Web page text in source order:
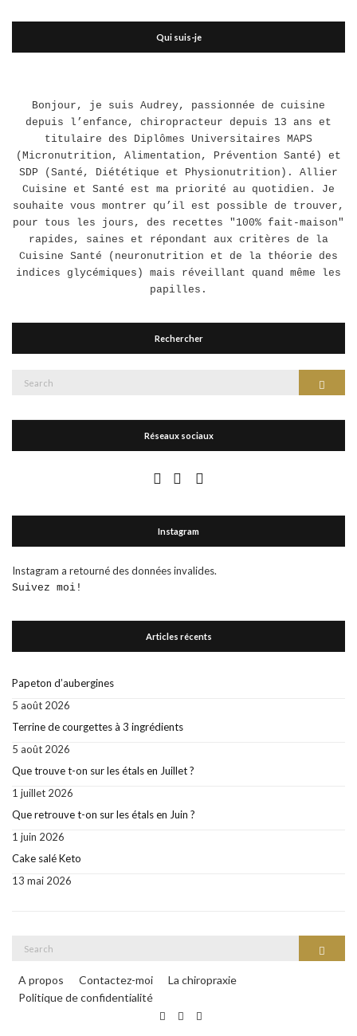
Qui suis-je
Bonjour, je suis Audrey, passionnée de cuisine
depuis l’enfance, chiropracteur depuis 13 ans et
titulaire des Diplômes Universitaires MAPS
(Micronutrition, Alimentation, Prévention Santé) et
SDP (Santé, Diététique et Physionutrition). Allier
Cuisine et Santé est ma priorité au quotidien. Je
souhaite vous montrer qu’il est possible de trouver,
pour tous les jours, des recettes "100% fait-maison"
rapides, saines et répondant aux critères de la
Cuisine Santé (neuronutrition et de la théorie des
indices glycémiques) mais réveillant quand même les
papilles.
Rechercher
Réseaux sociaux
Instagram
Instagram a retourné des données invalides.
Suivez moi!
Articles récents
Papeton d’aubergines
5 août 2026
Terrine de courgettes à 3 ingrédients
5 août 2026
Que trouve t-on sur les étals en Juillet ?
1 juillet 2026
Que retrouve t-on sur les étals en Juin ?
1 juin 2026
Cake salé Keto
13 mai 2026
A propos Contactez-moi
La chiropraxie
Politique de confidentialité